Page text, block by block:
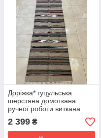
Доріжка* гуцульська
шерстяна домоткана
ручної роботи виткана
шерстяними нитками на
верстаті 200*67 см
2 399 ₴